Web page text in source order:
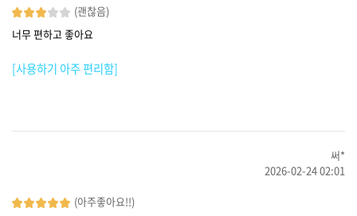
(괜찮음)
너무 편하고 좋아요
[사용하기 아주 편리함]
써*
2026-02-24 02:01
(아주좋아요!!)